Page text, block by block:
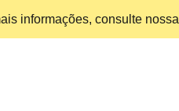
informações, consulte nossa